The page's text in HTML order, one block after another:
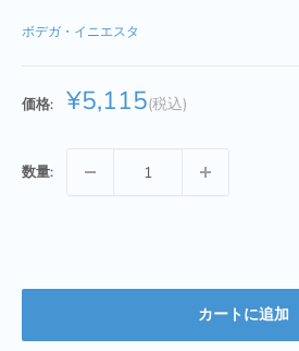
ボデガ・イニエスタ
価格: 販
格
¥5,115
数量:
カートに追加